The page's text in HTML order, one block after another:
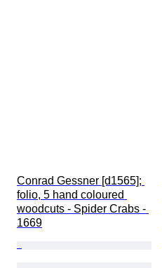
Conrad Gessner [d1565];
folio, 5 hand coloured
woodcuts - Spider Crabs -
1669